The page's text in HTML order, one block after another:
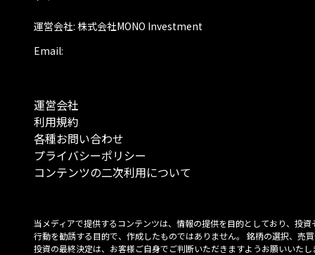
運営会社: 株式会社MONO Investment
Email:
運営会社
利用規約
各種お問い合わせ
プライバシーポリシー
コンテンツの二次利用について
当メディアで提供するコンテンツは、情報の提供を目的としており、投資
行動を勧誘する目的で、作成したものではありません。 銘柄の選択、売
投資の最終決定は、お客様ご自身でご判断いただきますようお願いいたし